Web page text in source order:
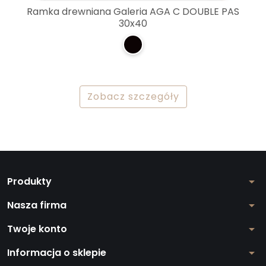
Ramka drewniana Galeria AGA C DOUBLE PAS
30x40
Zobacz szczegóły
Produkty arrow_drop_down
Nasza firma arrow_drop_down
Twoje konto arrow_drop_down
Informacja o sklepie arrow_drop_down